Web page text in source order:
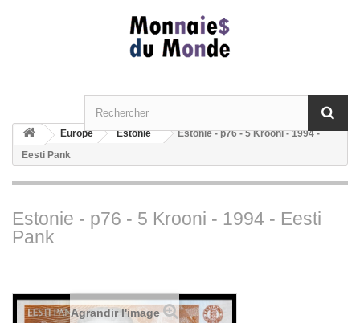
Europe Estonie
Estonie - p76 - 5 Krooni - 1994 -
Eesti Pank
Estonie - p76 - 5 Krooni - 1994 - Eesti
Pank
Agrandir l'image